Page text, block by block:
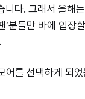
다. 그래서 올해
분들만 바에 입장
어를 선택하게 되